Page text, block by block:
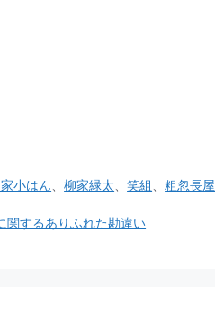
小はん 、柳家緑太 、笑組 、粗忽長屋
関するありふれた勘違い